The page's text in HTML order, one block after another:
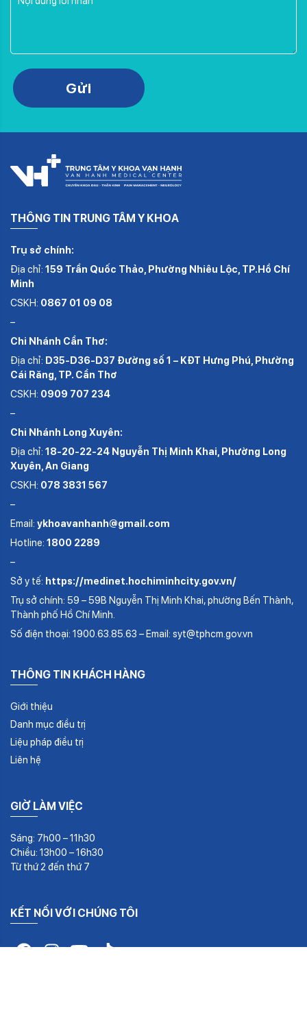
THÔNG TIN TRUNG TÂM Y KHOA
Trụ sở chính:
Địa chỉ: 159 Trần Quốc Thảo, Phường Nhiêu Lộc, TP.Hồ Chí
Minh
CSKH: 0867 01 09 08
–
Chi Nhánh Cần Thơ:
Địa chỉ: D35-D36-D37 Đường số 1 – KĐT Hưng Phú, Phường
Cái Răng, TP. Cần Thơ
CSKH: 0909 707 234
–
Chi Nhánh Long Xuyên:
Địa chỉ: 18-20-22-24 Nguyễn Thị Minh Khai, Phường Long
Xuyên, An Giang
CSKH: 078 3831 567
–
Email: ykhoavanhanh@gmail.com
Hotline: 1800 2289
–
Sở y tế: https://medinet.hochiminhcity.gov.vn/
Trụ sở chính: 59 – 59B Nguyễn Thị Minh Khai, phường Bến Thành,
Thành phố Hồ Chí Minh.
Số điện thoại: 1900.63.85.63 – Email: syt@tphcm.gov.vn
THÔNG TIN KHÁCH HÀNG
Giới thiệu
Danh mục điều trị
Liệu pháp điều trị
Liên hệ
GIỜ LÀM VIỆC
Sáng: 7h00 – 11h30
Chiều: 13h00 – 16h30
Từ thứ 2 đến thứ 7
KẾT NỐI VỚI CHÚNG TÔI
Please leave this field empty.
Gửi